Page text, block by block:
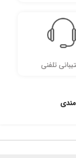
تلفنی
مندی